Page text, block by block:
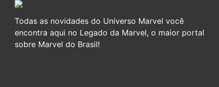
Todas as novidades do Universo Marvel você
encontra aqui no Legado da Marvel, o maior portal
sobre Marvel do Brasil!